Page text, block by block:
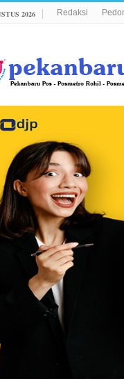
2026 Redaksi